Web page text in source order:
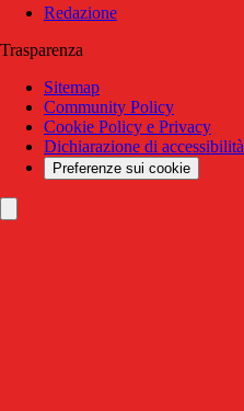
Redazione
Trasparenza
Sitemap
Community Policy
Cookie Policy e Privacy
Dichiarazione di accessibilità
Preferenze sui cookie